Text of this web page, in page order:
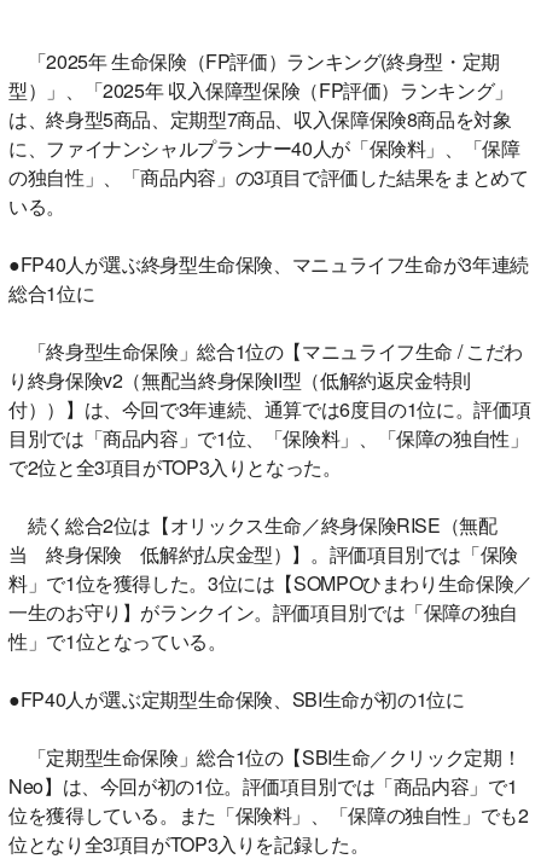
「2025年 生命保険（FP評価）ランキング(終身型・定期
型）」、「2025年 収入保障型保険（FP評価）ランキング」
は、終身型5商品、定期型7商品、収入保障保険8商品を対象
に、ファイナンシャルプランナー40人が「保険料」、「保障
の独自性」、「商品内容」の3項目で評価した結果をまとめて
いる。
●FP40人が選ぶ終身型生命保険、マニュライフ生命が3年連続
総合1位に
「終身型生命保険」総合1位の【マニュライフ生命 / こだわ
り終身保険v2（無配当終身保険II型（低解約返戻金特則
付））】は、今回で3年連続、通算では6度目の1位に。評価項
目別では「商品内容」で1位、「保険料」、「保障の独自性」
で2位と全3項目がTOP3入りとなった。
続く総合2位は【オリックス生命／終身保険RISE（無配
当 終身保険 低解約払戻金型）】。評価項目別では「保険
料」で1位を獲得した。3位には【SOMPOひまわり生命保険／
一生のお守り】がランクイン。評価項目別では「保障の独自
性」で1位となっている。
●FP40人が選ぶ定期型生命保険、SBI生命が初の1位に
「定期型生命保険」総合1位の【SBI生命／クリック定期！
Neo】は、今回が初の1位。評価項目別では「商品内容」で1
位を獲得している。また「保険料」、「保障の独自性」でも2
位となり全3項目がTOP3入りを記録した。